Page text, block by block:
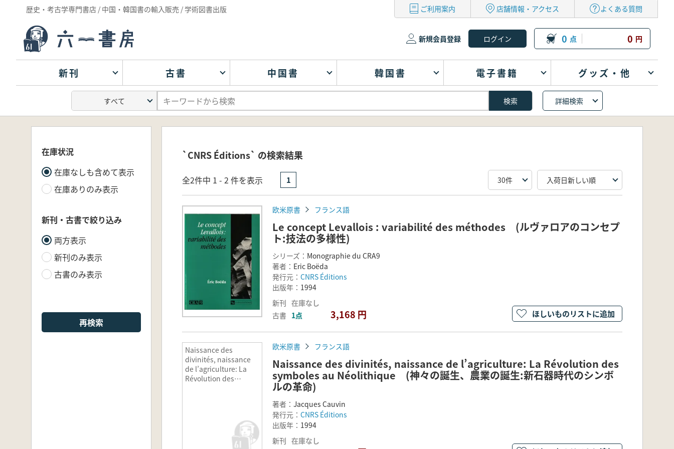
歴史・考古学専門書店 / 中国・韓国書の輸入販売 / 学術図書出版 ご利用案内 店舗情報・アクセス よくある質問
新規会員登録 0 点 0 円
新刊 古書 中国書 韓国書 電子書籍 グッズ・他
詳細検索
在庫状況
在庫なしも含めて表示
在庫ありのみ表示
新刊・古書で絞り込み
両方表示
新刊のみ表示
古書のみ表示
再検索
`CNRS Éditions` の検索結果
全2件中 1 - 2 件を表示 1
欧米原書 フランス語
Le concept Levallois : variabilité des méthodes (ルヴァロアのコンセプ
ト:技法の多様性)
シリーズ： Monographie du CRA9
著者： Eric Boëda
発行元： CNRS Éditions
出版年： 1994
新刊 在庫なし
古書 1点 3,168 円 ほしいものリストに追加
Naissance des
divinités, naissance
de l’agriculture: La
Révolution des
欧米原書 フランス語
Naissance des divinités, naissance de l’agriculture: La Révolution des
symboles au Néolithique (神々の誕生、農業の誕生:新石器時代のシンボ
ルの革命)
著者： Jacques Cauvin
発行元： CNRS Éditions
出版年： 1994
新刊 在庫なし